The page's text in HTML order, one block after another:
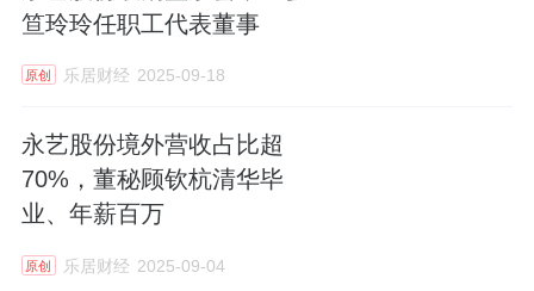
笪玲玲任职工代表董事
原创 乐居财经 2025-09-18
永艺股份境外营收占比超
70%，董秘顾钦杭清华毕
业、年薪百万
原创 乐居财经 2025-09-04